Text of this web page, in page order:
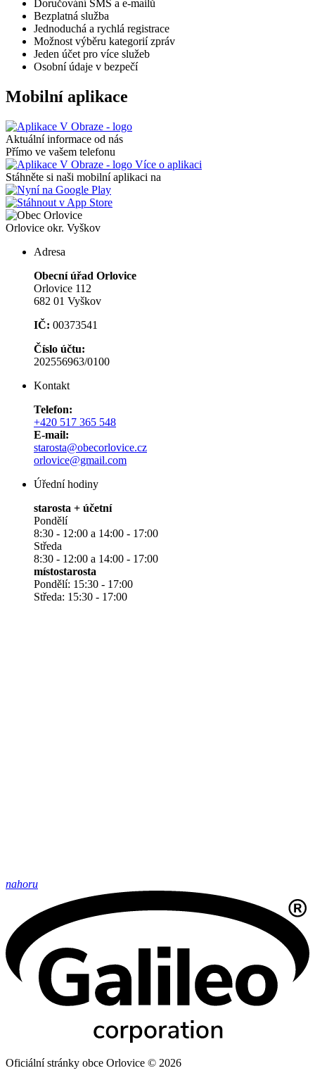
Doručování SMS a e-mailů
Bezplatná služba
Jednoduchá a rychlá registrace
Možnost výběru kategorií zpráv
Jeden účet pro více služeb
Osobní údaje v bezpečí
Mobilní aplikace
Aktuální informace od nás
Přímo ve vašem telefonu
Více o aplikaci
Stáhněte si naši mobilní aplikaci na
Orlovice okr. Vyškov
Adresa
Obecní úřad Orlovice
Orlovice 112
682 01 Vyškov
IČ: 00373541
Číslo účtu:
202556963/0100
Kontakt
Telefon:
+420 517 365 548
E-mail:
starosta@obecorlovice.cz
orlovice@gmail.com
Úřední hodiny
starosta + účetní
Pondělí
8:30 - 12:00 a 14:00 - 17:00
Středa
8:30 - 12:00 a 14:00 - 17:00
místostarosta
Pondělí: 15:30 - 17:00
Středa: 15:30 - 17:00
nahoru
Oficiální stránky obce Orlovice © 2026